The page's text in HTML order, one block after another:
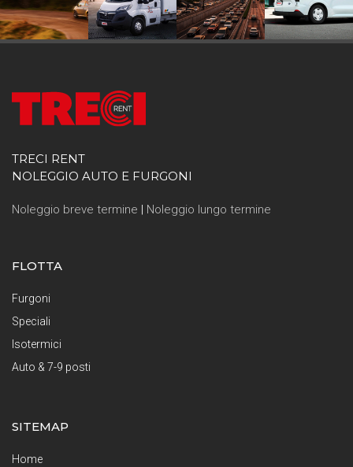
TRECI RENT
NOLEGGIO AUTO E FURGONI
Noleggio breve termine Noleggio lungo termine
FLOTTA
Furgoni
Speciali
Isotermici
Auto & 7-9 posti
SITEMAP
Home